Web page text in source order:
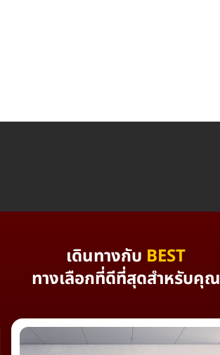
เดินทางกับ BEST
ทางเลือกที่ดีที่สุดสำหรับคุณ